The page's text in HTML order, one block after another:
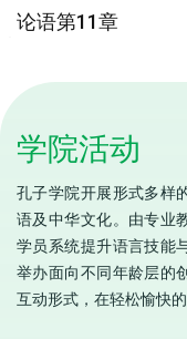
论语第11章
学院活动
孔子学院开展形式多样
语及中华文化。由专业
学员系统提升语言技能
举办面向不同年龄层的
互动形式，在轻松愉快